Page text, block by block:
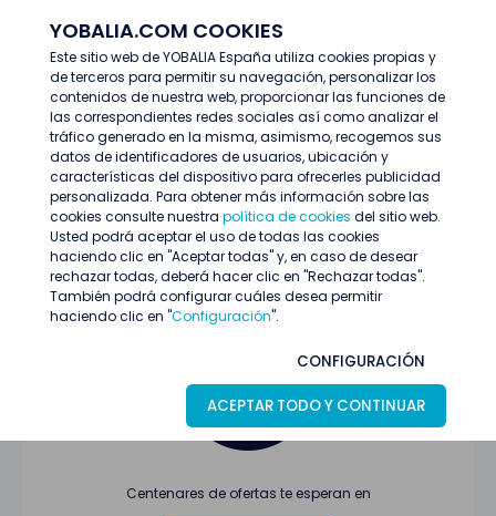
YOBALIA.COM COOKIES
Este sitio web de YOBALIA España utiliza cookies propias y
de terceros para permitir su navegación, personalizar los
contenidos de nuestra web, proporcionar las funciones de
las correspondientes redes sociales así como analizar el
tráfico generado en la misma, asimismo, recogemos sus
datos de identificadores de usuarios, ubicación y
características del dispositivo para ofrecerles publicidad
personalizada. Para obtener más información sobre las
cookies consulte nuestra política de cookies del sitio web.
Usted podrá aceptar el uso de todas las cookies
haciendo clic en "Aceptar todas" y, en caso de desear
rechazar todas, deberá hacer clic en "Rechazar todas".
También podrá configurar cuáles desea permitir
haciendo clic en "Configuración".
CONFIGURACIÓN
ACEPTAR TODO Y CONTINUAR
Últimas ofertas
Oferta no encontrada o ha finalizado su
proceso de selección
Centenares de ofertas te esperan en